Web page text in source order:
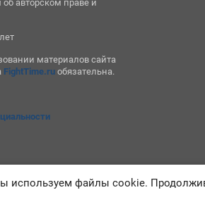
авторском праве и
материалов сайта
FightTime.ru обязательна.
используем файлы cookie.